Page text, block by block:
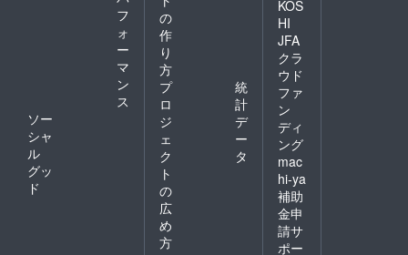
フ
ォ
ー
マ
ン
ス
ソー
シャ
ル
グッ
ド
の
作
り
方
プ
ロ
ジ
ェ
ク
ト
の
広
め
方
統
計
デ
ー
タ
KOS
HI
JFA
クラ
ウド
ファ
ン
ディ
ング
mac
hi-ya
補助
金申
請サ
ポー